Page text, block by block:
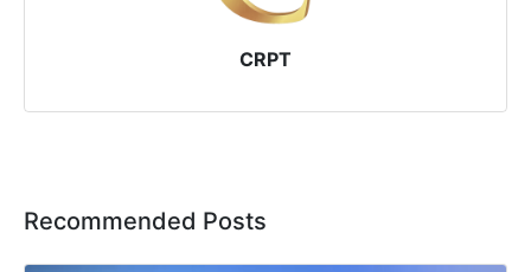
CRPT
Recommended Posts